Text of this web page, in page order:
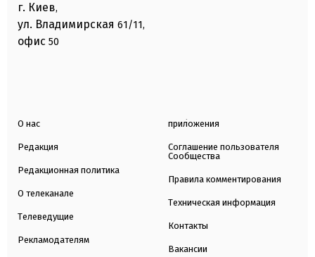
г. Киев,
ул. Владимирская 61/11,
офис 50
О нас
Редакция
Редакционная политика
О телеканале
Телеведущие
Рекламодателям
приложения
Соглашение пользователя
Сообщества
Правила комментирования
Техническая информация
Контакты
Вакансии